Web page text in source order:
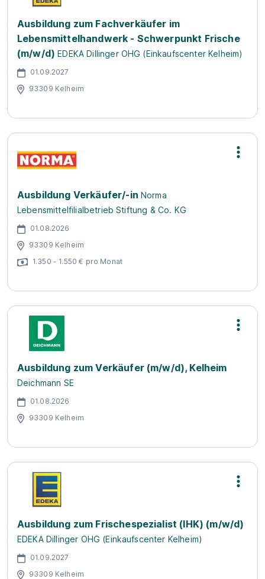
Ausbildung zum Fachverkäufer im
Lebensmittelhandwerk - Schwerpunkt Frische
(m/w/d) EDEKA Dillinger OHG (Einkaufscenter Kelheim)
01.09.2027
93309 Kelheim
Ausbildung Verkäufer/-in Norma
Lebensmittelfilialbetrieb Stiftung & Co. KG
01.08.2026
93309 Kelheim
1.350 - 1.550 € pro Monat
Ausbildung zum Verkäufer (m/w/d), Kelheim
Deichmann SE
01.08.2026
93309 Kelheim
Ausbildung zum Frischespezialist (IHK) (m/w/d)
EDEKA Dillinger OHG (Einkaufscenter Kelheim)
01.09.2027
93309 Kelheim